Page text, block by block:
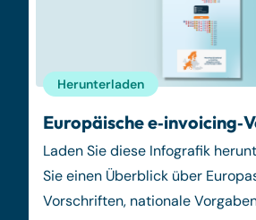
Europäische
Laden Sie diese Infografik
Sie einen Überblick über
Vorschriften, nationale
Herunterladen